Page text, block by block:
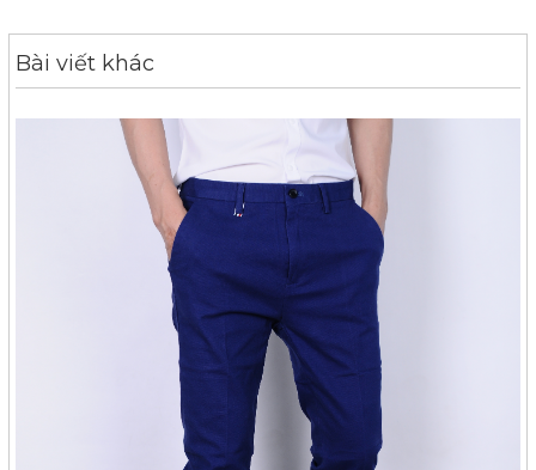
Bài viết khác